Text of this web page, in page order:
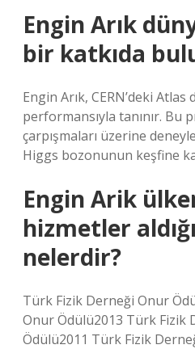
Engin Arık
bir katkıda
Engin Arık, CERN’deki
performansıyla tanınır.
çarpışmaları üzerine
Higgs bozonunun keşfine
Engin Arik
hizmetler
nelerdir?
Türk Fizik Derneği Onur
Onur Ödülü2013 Türk Fizik
Ödülü2011 Türk Fizik